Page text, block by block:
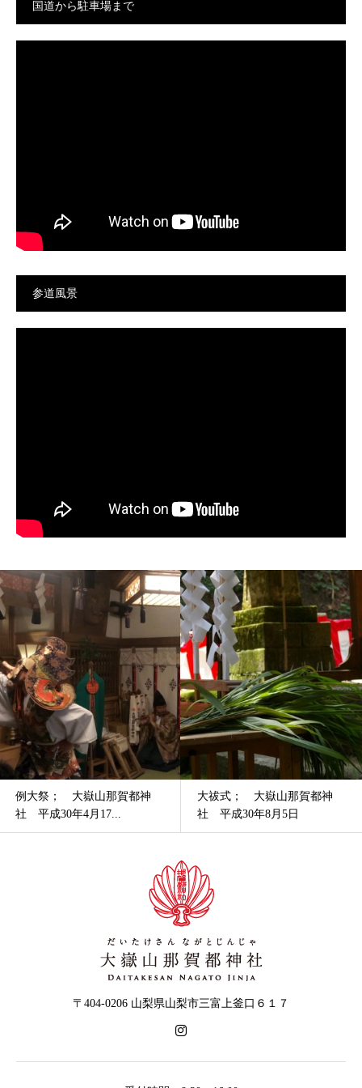
国道から駐車場まで
参道風景
例大祭； 大嶽山那賀都神
社 平成30年4月17...
大祓式； 大嶽山那賀都神
社 平成30年8月5日
〒404-0206 山梨県山梨市三富上釜口６１７